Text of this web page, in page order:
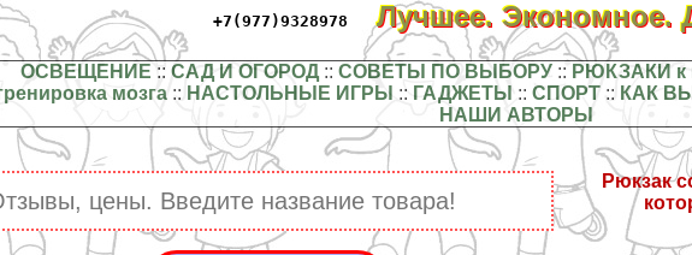
+7(977)9328978 Лучшее.
ОСВЕЩЕНИЕ :: САД И ОГОРОД:: СОВЕТЫ ПО ВЫБОРУ:: РЮКЗАКИ к
мозга :: НАСТОЛЬНЫЕ ИГРЫ :: ГАДЖЕТЫ ::СПОРТ :: КАК
НАШИ АВТОРЫ
Рюкзак